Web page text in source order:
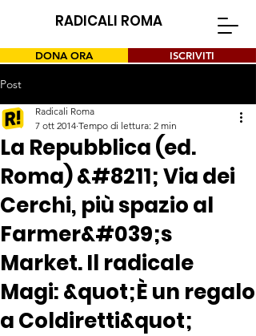
RADICALI ROMA
DONA ORA ISCRIVITI
Post
La Repubblica (ed.
Roma) &#8211; Via dei
Cerchi, più spazio al
Farmer&#039;s
Market. Il radicale
Magi: &quot;È un regalo
a Coldiretti&quot;
Radicali Roma
7 ott 2014 Tempo di lettura: 2 min